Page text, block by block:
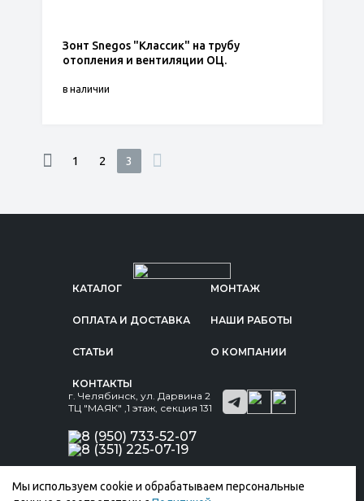
Зонт Snegos "Классик" на трубу
отопления и вентиляции ОЦ.
в наличии
1 2 3
КАТАЛОГ МОНТАЖ
ОПЛАТА И ДОСТАВКА НАШИ РАБОТЫ
СТАТЬИ О КОМПАНИИ
КОНТАКТЫ
г. Челябинск, ул. Дарвина 2
ТЦ "МАЯК" ,1 этаж, секция 131
8 (950) 733-52-07
8 (351) 225-07-19
Мы используем cookie и обрабатываем персональные